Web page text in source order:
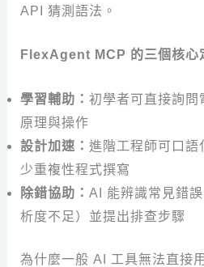
API 猜測語法。
FlexAgent MCP 的三個核心
學習輔助： 初學者可直接詢問
原理與操作
設計加速： 進階工程師可口語
少重複性程式撰寫
除錯協助： AI 能辨識常見錯
析度不足）並提出排查步驟
為什麼一般 AI 工具無法直接